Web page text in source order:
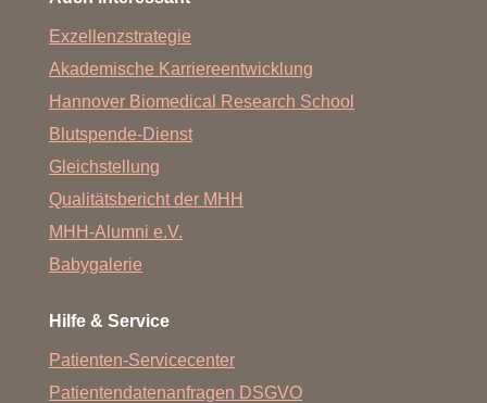
Exzellenzstrategie
Akademische Karriereentwicklung
Hannover Biomedical Research School
Blutspende-Dienst
Gleichstellung
Qualitätsbericht der MHH
MHH-Alumni e.V.
Babygalerie
Hilfe & Service
Patienten-Servicecenter
Patientendatenanfragen DSGVO